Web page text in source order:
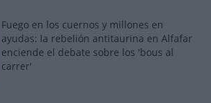
Fuego en los cuernos y millones en
ayudas: la rebelión antitaurina en Alfafar
enciende el debate sobre los 'bous al
carrer'